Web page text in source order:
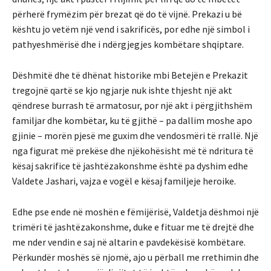
përherë frymëzim për brezat që do të vijnë. Prekazi u bë
kështu jo vetëm një vend i sakrificës, por edhe një simbol i
pathyeshmërisë dhe i ndërgjegjes kombëtare shqiptare.
Dëshmitë dhe të dhënat historike mbi Betejën e Prekazit
tregojnë qartë se kjo ngjarje nuk ishte thjesht një akt
qëndrese burrash të armatosur, por një akt i përgjithshëm
familjar dhe kombëtar, ku të gjithë – pa dallim moshe apo
gjinie – morën pjesë me guxim dhe vendosmëri të rrallë. Një
nga figurat më prekëse dhe njëkohësisht më të ndritura të
kësaj sakrifice të jashtëzakonshme është pa dyshim edhe
Valdete Jashari, vajza e vogël e kësaj familjeje heroike.
Edhe pse ende në moshën e fëmijërisë, Valdetja dëshmoi një
trimëri të jashtëzakonshme, duke e fituar me të drejtë dhe
me nder vendin e saj në altarin e pavdekësisë kombëtare.
Përkundër moshës së njomë, ajo u përball me rrethimin dhe